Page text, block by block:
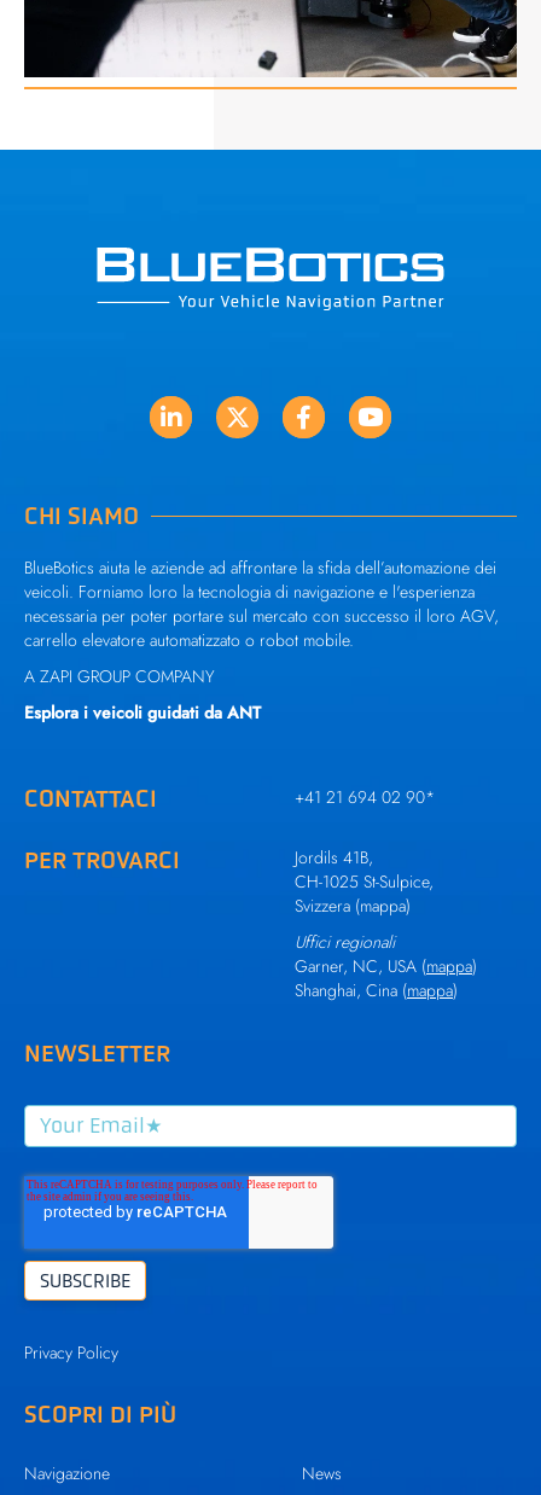
CHI SIAMO
BlueBotics aiuta le aziende ad affrontare la sfida dell’automazione dei
veicoli. Forniamo loro la tecnologia di navigazione e l'esperienza
necessaria per poter portare sul mercato con successo il loro AGV,
carrello elevatore automatizzato o robot mobile.
A ZAPI GROUP COMPANY
Esplora i veicoli guidati da ANT
CONTATTACI
PER TROVARCI
+41 21 694 02 90*
Jordils 41B,
CH-1025 St-Sulpice,
Svizzera (mappa)
Uffici regionali
Garner, NC, USA (mappa)
Shanghai, Cina (mappa)
NEWSLETTER
Privacy Policy
SCOPRI DI PIÙ
Navigazione News